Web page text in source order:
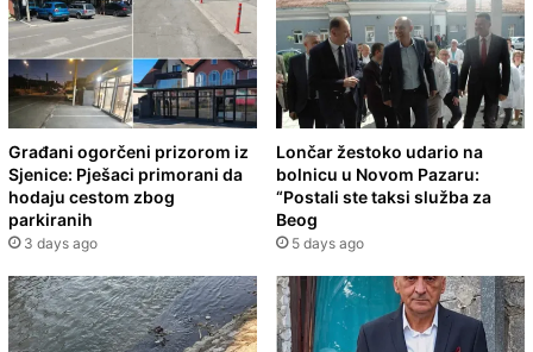
Građani ogorčeni prizorom iz
Sjenice: Pješaci primorani da
hodaju cestom zbog
parkiranih
3 days ago
Lončar žestoko udario na
bolnicu u Novom Pazaru:
“Postali ste taksi služba za
Beog
5 days ago